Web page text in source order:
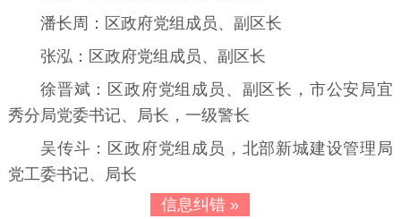
潘长周：区政府党组成员、副区长
张泓：区政府党组成员、副区长
徐晋斌：区政府党组成员、副区长，市公安局宜
秀分局党委书记、局长，一级警长
吴传斗：区政府党组成员，北部新城建设管理局
党工委书记、局长
信息纠错 »